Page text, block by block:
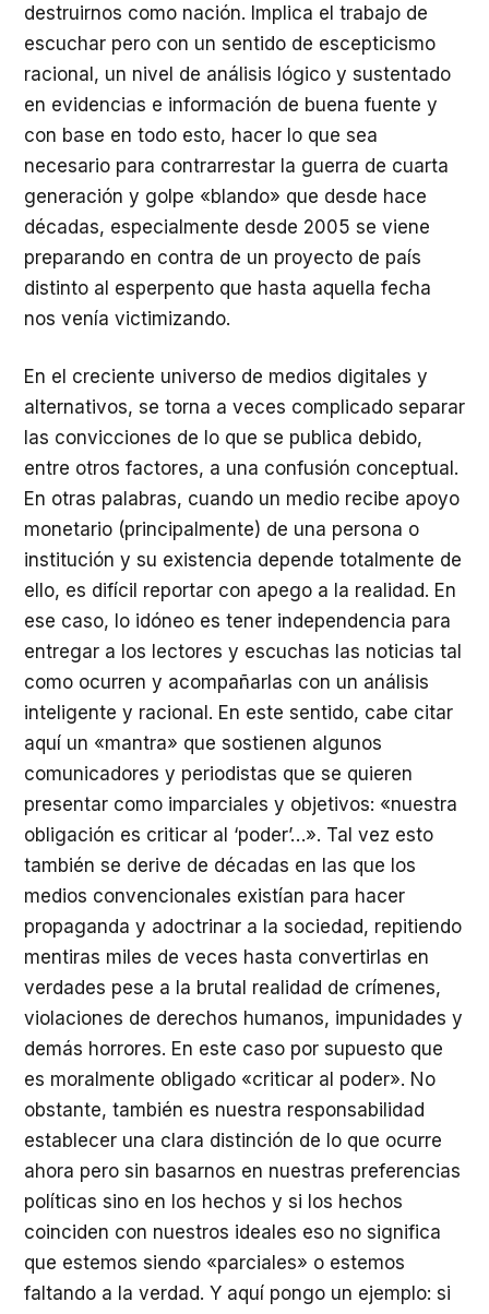
destruirnos como nación. Implica el trabajo de
escuchar pero con un sentido de escepticismo
racional, un nivel de análisis lógico y sustentado
en evidencias e información de buena fuente y
con base en todo esto, hacer lo que sea
necesario para contrarrestar la guerra de cuarta
generación y golpe «blando» que desde hace
décadas, especialmente desde 2005 se viene
preparando en contra de un proyecto de país
distinto al esperpento que hasta aquella fecha
nos venía victimizando.
En el creciente universo de medios digitales y
alternativos, se torna a veces complicado separar
las convicciones de lo que se publica debido,
entre otros factores, a una confusión conceptual.
En otras palabras, cuando un medio recibe apoyo
monetario (principalmente) de una persona o
institución y su existencia depende totalmente de
ello, es difícil reportar con apego a la realidad. En
ese caso, lo idóneo es tener independencia para
entregar a los lectores y escuchas las noticias tal
como ocurren y acompañarlas con un análisis
inteligente y racional. En este sentido, cabe citar
aquí un «mantra» que sostienen algunos
comunicadores y periodistas que se quieren
presentar como imparciales y objetivos: «nuestra
obligación es criticar al ‘poder’…». Tal vez esto
también se derive de décadas en las que los
medios convencionales existían para hacer
propaganda y adoctrinar a la sociedad, repitiendo
mentiras miles de veces hasta convertirlas en
verdades pese a la brutal realidad de crímenes,
violaciones de derechos humanos, impunidades y
demás horrores. En este caso por supuesto que
es moralmente obligado «criticar al poder». No
obstante, también es nuestra responsabilidad
establecer una clara distinción de lo que ocurre
ahora pero sin basarnos en nuestras preferencias
políticas sino en los hechos y si los hechos
coinciden con nuestros ideales eso no significa
que estemos siendo «parciales» o estemos
faltando a la verdad. Y aquí pongo un ejemplo: si